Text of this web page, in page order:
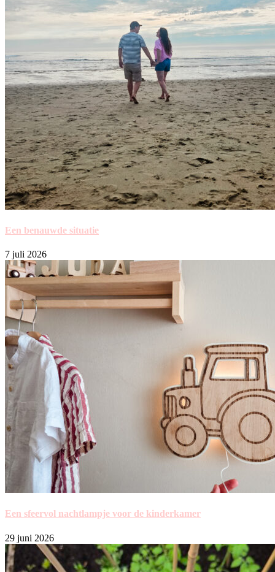
Een benauwde situatie
7 juli 2026
Een sfeervol nachtlampje voor de kinderkamer
29 juni 2026